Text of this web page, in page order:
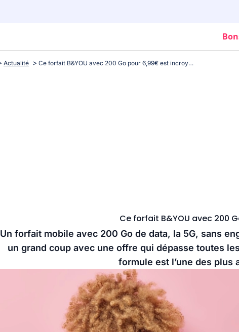
Actualité Ce forfait B&YOU avec 200 Go pour 6,99€ est incroyable
Ce forfait B&YOU avec 200
Un forfait mobile avec 200 Go de data, la 5G, sans
un grand coup avec une offre qui dépasse toutes
formule est l’une des plus